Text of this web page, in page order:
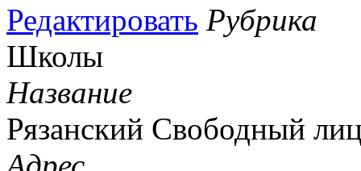
Редактировать Рубрика
Школы
Название
Рязанский Свободный